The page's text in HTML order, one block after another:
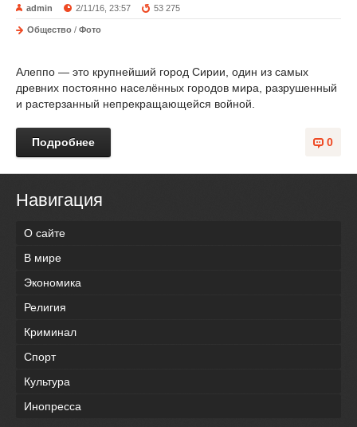
admin 2/11/16, 23:57 53 275
Общество / Фото
Алеппо — это крупнейший город Сирии, один из самых
древних постоянно населённых городов мира, разрушенный
и растерзанный непрекращающейся войной.
0
Подробнее
Навигация
О сайте
В мире
Экономика
Религия
Криминал
Спорт
Культура
Инопресса